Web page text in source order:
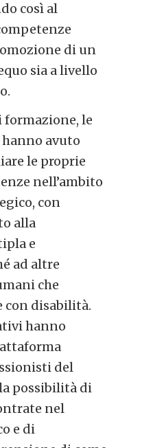
così al
di un
sia a livello
formazione, le
avuto
le proprie
nell’ambito
con
alla
e
ad altre
che
con disabilità.
hanno
del
possibilità di
nel
e di